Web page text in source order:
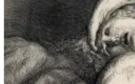
ligne de
Tirages d’art, ouvrages,
accessoires inspirés de nos